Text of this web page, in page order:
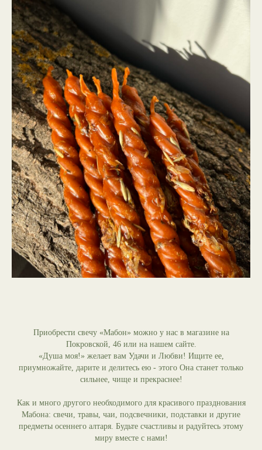
Приобрести свечу «Мабон» можно у нас в магазине на
Покровской, 46 или на нашем сайте.
«Душа моя!» желает вам Удачи и Любви! Ищите ее,
приумножайте, дарите и делитесь ею - этого Она станет только
сильнее, чище и прекраснее!
Как и много другого необходимого для красивого празднования
Мабона: свечи, травы, чаи, подсвечники, подставки и другие
предметы осеннего алтаря. Будьте счастливы и радуйтесь этому
миру вместе с нами!